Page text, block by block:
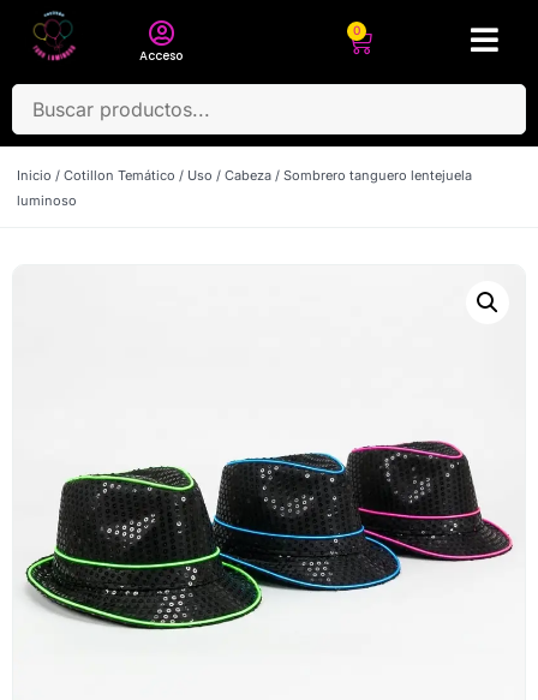
Acceso
0
Inicio / Cotillon Temático / Uso / Cabeza / Sombrero tanguero lentejuela
luminoso